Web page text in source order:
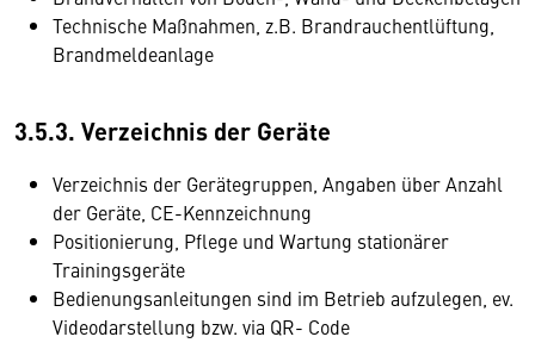
Technische Maßnahmen, z.B. Brandrauchentlüftung,
Brandmeldeanlage
3.5.3. Verzeichnis der Geräte
Verzeichnis der Gerätegruppen, Angaben über Anzahl
der Geräte, CE-Kennzeichnung
Positionierung, Pflege und Wartung stationärer
Trainingsgeräte
Bedienungsanleitungen sind im Betrieb aufzulegen, ev.
Videodarstellung bzw. via QR- Code